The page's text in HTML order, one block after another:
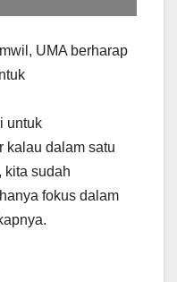
UMA berharap
untuk
kalau dalam satu
kita sudah
fokus dalam